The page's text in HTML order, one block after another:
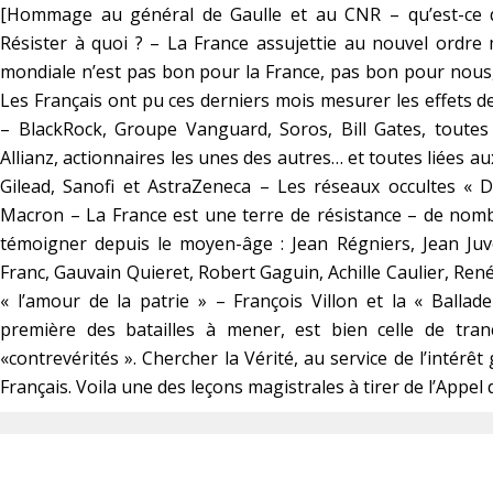
[Hommage au général de Gaulle et au CNR – qu’est-ce
Résister à quoi ? – La France assujettie au nouvel ordre
mondiale n’est pas bon pour la France, pas bon pour
Les Français ont pu ces derniers mois mesurer les effets
– BlackRock, Groupe Vanguard, Soros, Bill Gates,
Allianz, actionnaires les unes des autres… et toutes liées
Gilead, Sanofi et AstraZeneca – Les réseaux occultes «
Macron – La France est une terre de résistance – de
témoigner depuis le moyen-âge : Jean Régniers, Jean
Franc, Gauvain Quieret, Robert Gaguin, Achille Caulier,
« l’amour de la patrie » – François Villon et la «
première des batailles à mener, est bien celle de
«contrevérités ». Chercher la Vérité, au service de
Français. Voila une des leçons magistrales à tirer de l’Appel